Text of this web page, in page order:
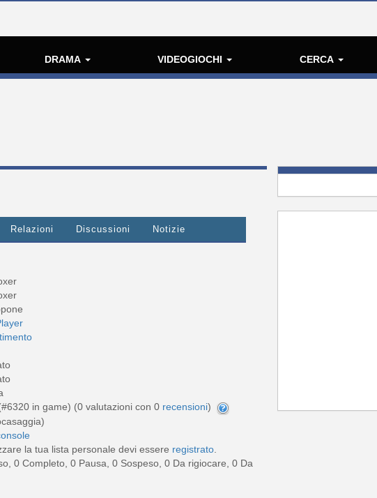
DRAMA VIDEOGIOCHI CERCA
Relazioni Discussioni Notizie
in game) (0 valutazioni con 0 recensioni)
la tua lista personale devi essere registrato
0 Completo, 0 Pausa, 0 Sospeso, 0 Da rigiocare, 0 Da